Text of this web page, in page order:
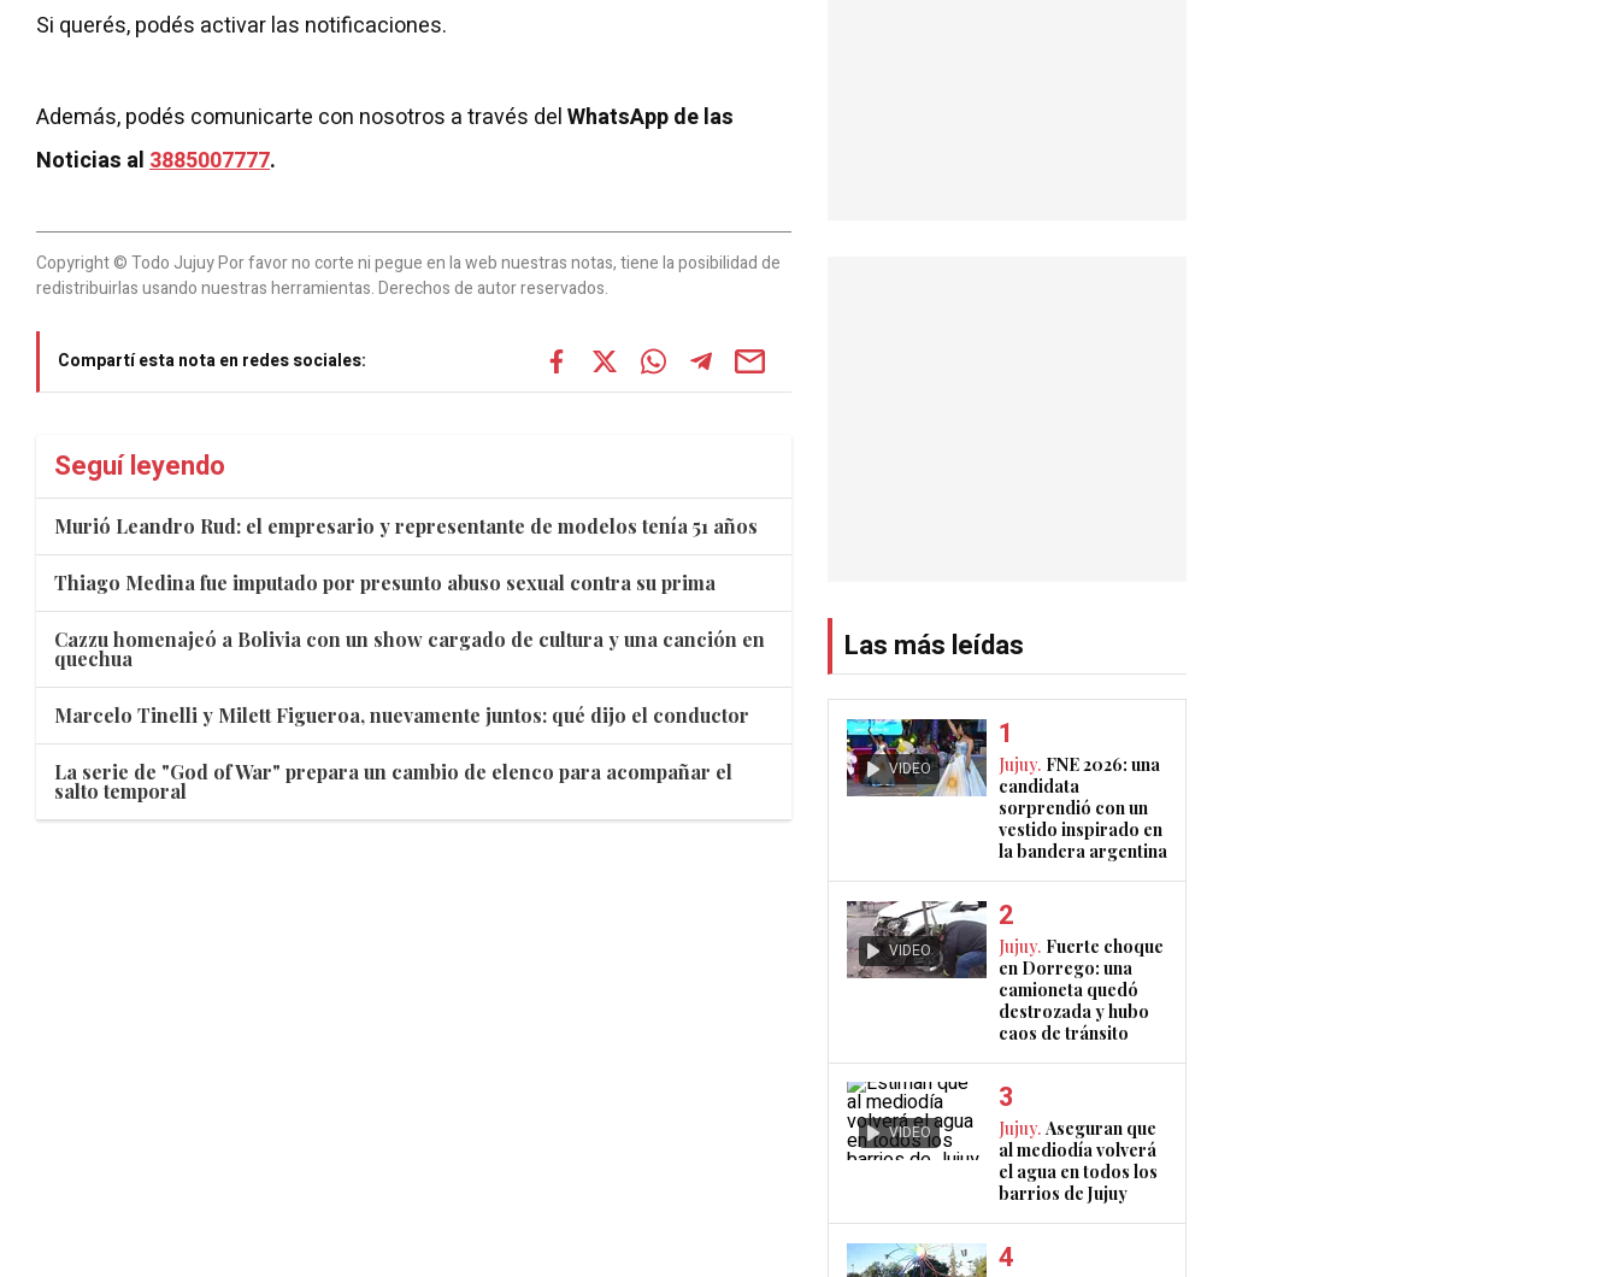
Si querés, podés activar las notificaciones.
Además, podés comunicarte con nosotros a través delWhatsApp de las
Noticias al3885007777.
Copyright © Todo Jujuy Por favor no corte ni pegue en la web nuestras notas, tiene la posibilidad de
redistribuirlas usando nuestras herramientas. Derechos de autor reservados.
Compartí esta nota en redes sociales:
Seguí leyendo
Murió Leandro Rud: el empresario y representante de modelos tenía 51 años
Thiago Medina fue imputado por presunto abuso sexual contra su prima
Cazzu homenajeó a Bolivia con un show cargado de cultura y una canción en
quechua
Marcelo Tinelli y Milett Figueroa, nuevamente juntos: qué dijo el conductor
La serie de "God of War" prepara un cambio de elenco para acompañar el
salto temporal
Las más leídas
VIDEO Jujuy. FNE 2026: una
candidata
sorprendió con un
vestido inspirado en
la bandera argentina
VIDEO Jujuy. Fuerte choque
en Dorrego: una
camioneta quedó
destrozada y hubo
caos de tránsito
VIDEO Jujuy. Aseguran que
al mediodía volverá
el agua en todos los
barrios de Jujuy